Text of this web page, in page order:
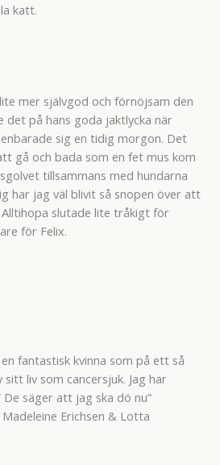
katt.
mer självgod och förnöjsam den
det på hans goda jaktlycka när
sig en tidig morgon. Det
gå och bada som en fet mus kom
tillsammans med hundarna
har jag väl blivit så snopen över att
slutade lite tråkigt för
för Felix.
fantastisk kvinna som på ett så
liv som cancersjuk. Jag har
De säger att jag ska dö nu”
Erichsen & Lotta